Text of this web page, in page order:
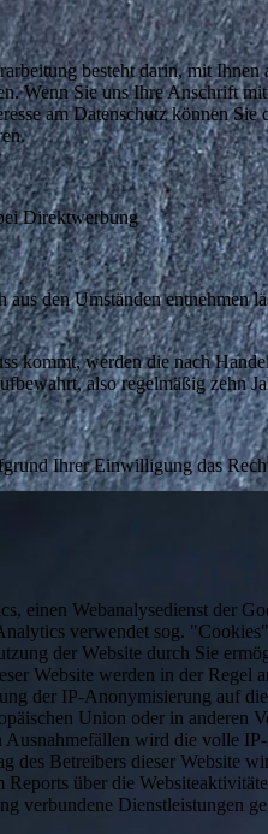
besteht darin, mit
Wenn Sie uns Ihre Anschrift
am Datenschutz können Sie
Direktwerbung
den Umständen entnehmen
kommt, werden die nach
also regelmäßig zehn
Ihrer Einwilligung das
einen Webanalysedienst der
verwendet sog.
der Website durch Sie
Website werden in der Regel
der IP-Anonymisierung auf
Union oder in anderen
wird die volle
des Betreibers dieser Website
über die
verbundene Dienstleistungen